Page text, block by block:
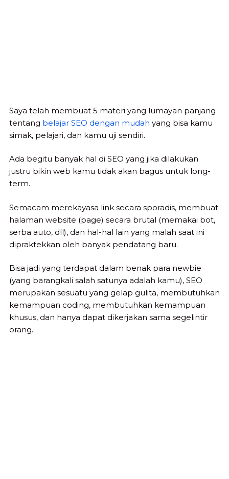
Saya telah membuat 5 materi yang lumayan panjang
tentang belajar SEO dengan mudah yang bisa kamu
simak, pelajari, dan kamu uji sendiri.
Ada begitu banyak hal di SEO yang jika dilakukan
justru bikin web kamu tidak akan bagus untuk long-
term.
Semacam merekayasa link secara sporadis, membuat
halaman website (page) secara brutal (memakai bot,
serba auto, dll), dan hal-hal lain yang malah saat ini
dipraktekkan oleh banyak pendatang baru.
Bisa jadi yang terdapat dalam benak para newbie
(yang barangkali salah satunya adalah kamu), SEO
merupakan sesuatu yang gelap gulita, membutuhkan
kemampuan coding, membutuhkan kemampuan
khusus, dan hanya dapat dikerjakan sama segelintir
orang.